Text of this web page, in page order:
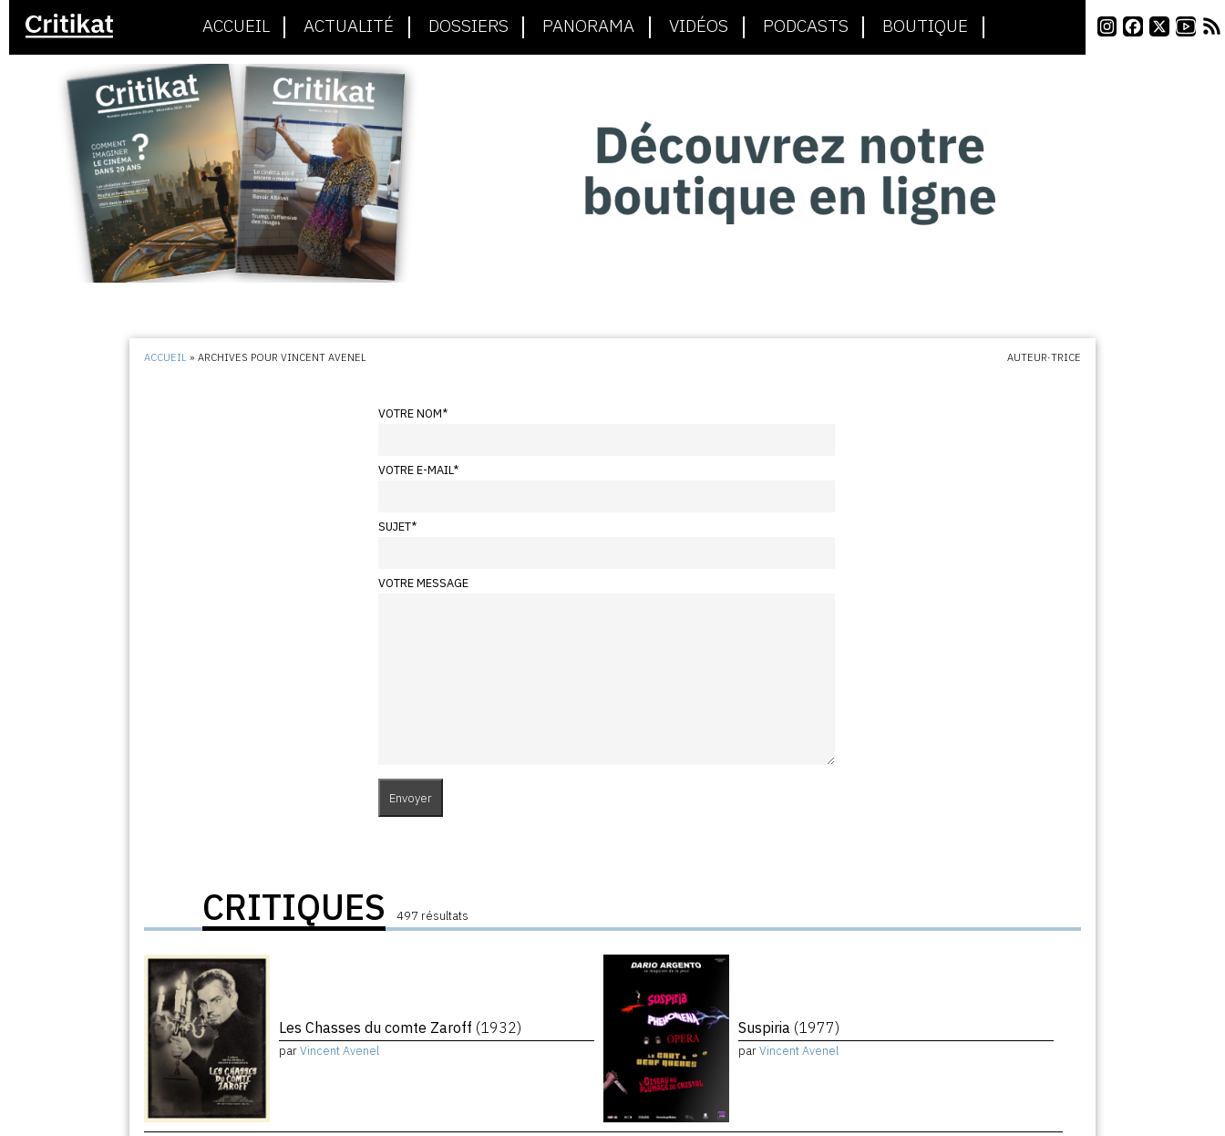
ACCUEIL ACTUALITÉ DOSSIERS PANORAMA VIDÉOS PODCASTS BOUTIQUE
ACCUEIL »ARCHIVES POUR VINCENT AVENEL AUTEUR·TRICE
VOTRE NOM*
VOTRE E-MAIL*
SUJET*
VOTRE MESSAGE
CRITIQUES 497 résultats
Les Chasses du comte Zaroff (1932)
parVincent Avenel
Suspiria (1977)
parVincent Avenel